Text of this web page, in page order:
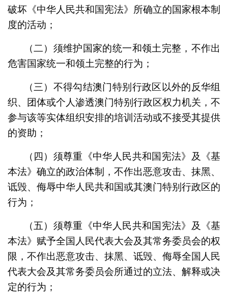
破坏《中华人民共和国宪法》所确立的国家根本制
度的活动；
（二）须维护国家的统一和领土完整，不作出
危害国家统一和领土完整的行为；
（三）不得勾结澳门特别行政区以外的反华组
织、团体或个人渗透澳门特别行政区权力机关，不
参与该等实体组织安排的培训活动或不接受其提供
的资助；
（四）须尊重《中华人民共和国宪法》及
《基
本法》 确立的政治体制，不作出恶意攻击、抹黑、
诋毁、侮辱中华人民共和国或其澳门特别行政区的
行为；
（五）须尊重《中华人民共和国宪法》及
《基
本法》 赋予全国人民代表大会及其常务委员会的权
限，不作出恶意攻击、抹黑、诋毁、侮辱全国人民
代表大会及其常务委员会所通过的立法、解释或决
定的行为；